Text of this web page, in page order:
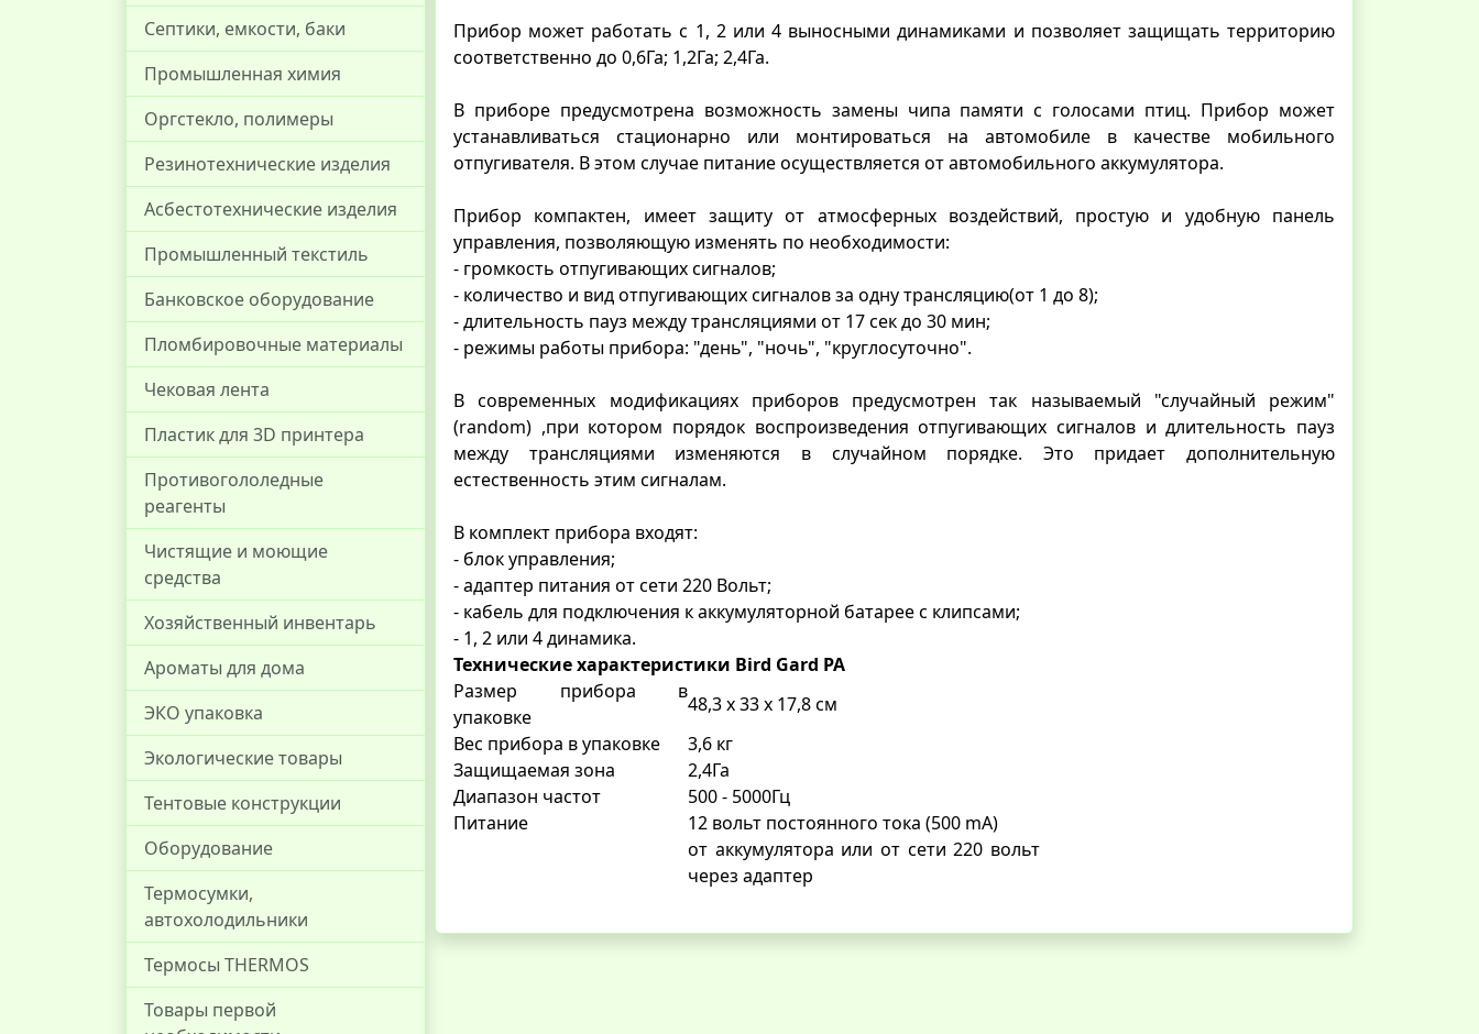
Септики, емкости, баки
Промышленная химия
Оргстекло, полимеры
Резинотехнические изделия
Асбестотехнические изделия
Промышленный текстиль
Банковское оборудование
Пломбировочные материалы
Чековая лента
Пластик для 3D принтера
Противогололедные
реагенты
Чистящие и моющие
средства
Хозяйственный инвентарь
Ароматы для дома
ЭКО упаковка
Экологические товары
Тентовые конструкции
Оборудование
Термосумки,
автохолодильники
Термосы THERMOS
Товары первой
Прибор может работать с 1, 2 или 4 выносными динамиками и позволяет защищать территорию
соответственно до 0,6Га; 1,2Га; 2,4Га.
В приборе предусмотрена возможность замены чипа памяти с голосами птиц. Прибор может
устанавливаться стационарно или монтироваться на автомобиле в качестве мобильного
отпугивателя. В этом случае питание осуществляется от автомобильного аккумулятора.
Прибор компактен, имеет защиту от атмосферных воздействий, простую и удобную панель
управления, позволяющую изменять по необходимости:
- громкость отпугивающих сигналов;
- количество и вид отпугивающих сигналов за одну трансляцию(от 1 до 8);
- длительность пауз между трансляциями от 17 сек до 30 мин;
- режимы работы прибора: "день", "ночь", "круглосуточно".
В современных модификациях приборов предусмотрен так называемый "случайный режим"
(random) ,при котором порядок воспроизведения отпугивающих сигналов и длительность пауз
между трансляциями изменяются в случайном порядке. Это придает дополнительную
естественность этим сигналам.
В комплект прибора входят:
- блок управления;
- адаптер питания от сети 220 Вольт;
- кабель для подключения к аккумуляторной батарее с клипсами;
- 1, 2 или 4 динамика.
Технические характеристики Bird Gard PA
Размер прибора в
упаковке
48,3 x 33 x 17,8 см
Вес прибора в упаковке
3,6 кг
Защищаемая зона
2,4Га
Диапазон частот
500 - 5000Гц
Питание
12 вольт постоянного тока (500 mА)
от аккумулятора или от сети 220 вольт
через адаптер